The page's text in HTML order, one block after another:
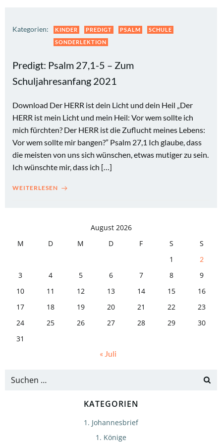
Kategorien: KINDER PREDIGT PSALM
SCHULE
SONDERLEKTION
Predigt: Psalm 27,1-5 – Zum
Schuljahresanfang 2021
Download Der HERR ist dein Licht und dein Heil „Der
HERR ist mein Licht und mein Heil: Vor wem sollte ich
mich fürchten? Der HERR ist die Zuflucht meines Lebens:
Vor wem sollte mir bangen?” Psalm 27,1 Ich glaube, dass
die meisten von uns sich wünschen, etwas mutiger zu sein.
Ich wünschte mir, dass ich […]
WEITERLESEN
August 2026
M
D M D F S
S
1
2
3 4 5 6 7 8
9
10
11 12 13 14 15
16
17
18 19 20 21 22
23
24
25 26 27 28 29
30
31
« Juli
KATEGORIEN
1. Johannesbrief
1. Könige